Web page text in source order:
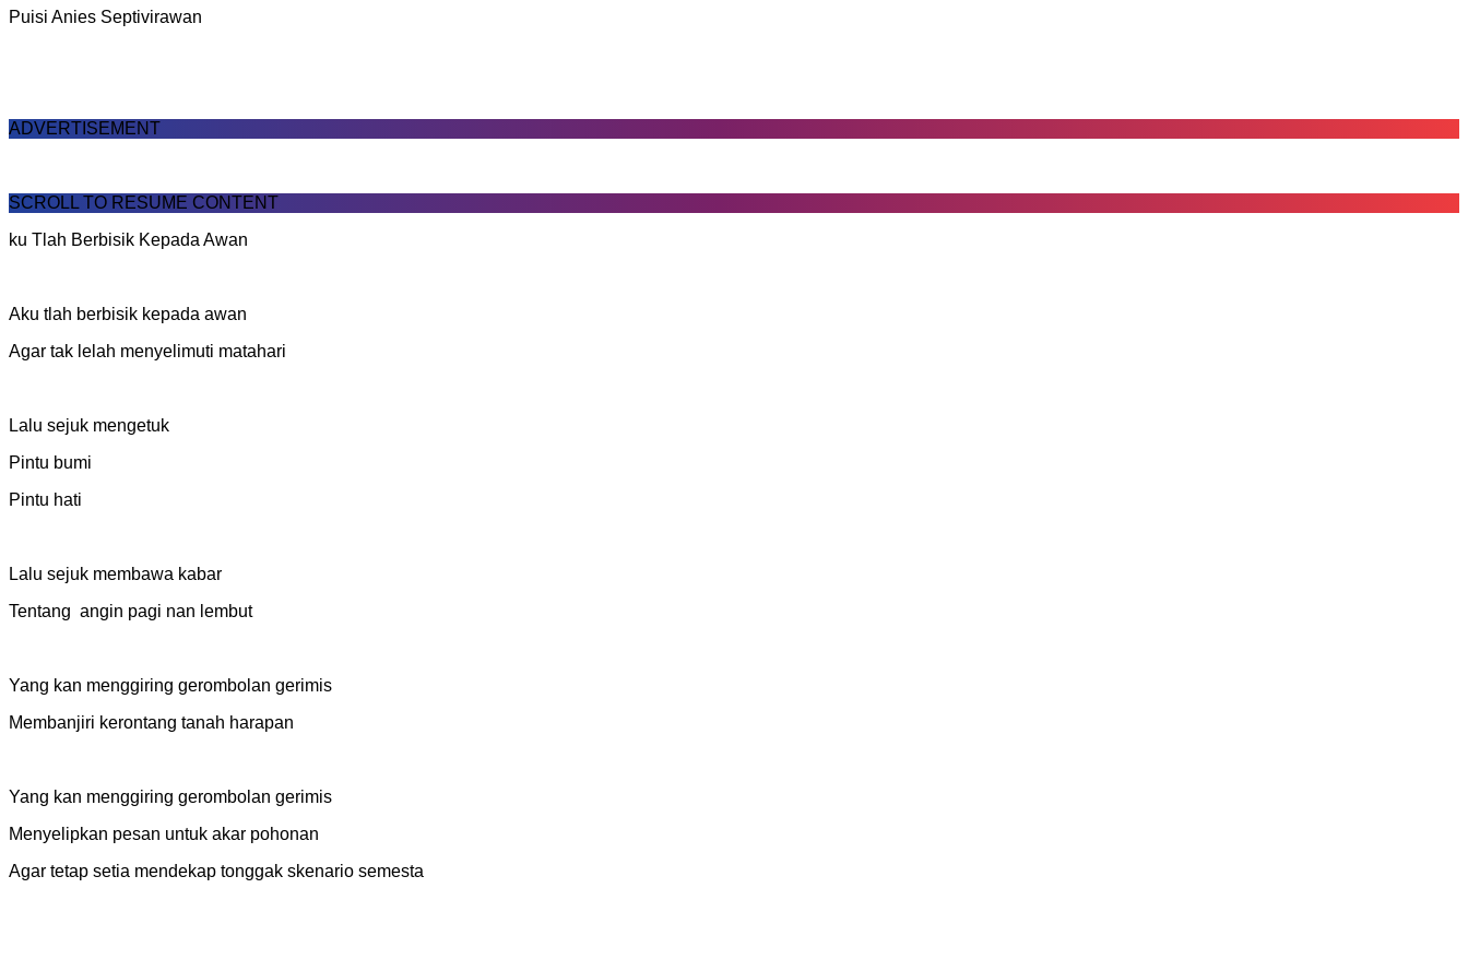
Puisi Anies Septivirawan
ADVERTISEMENT
SCROLL TO RESUME CONTENT
ku Tlah Berbisik Kepada Awan
‎Aku tlah berbisik kepada awan
‎Agar tak lelah menyelimuti matahari
‎Lalu sejuk mengetuk
‎Pintu bumi
‎Pintu hati
‎Lalu sejuk membawa kabar
‎Tentang angin pagi nan lembut
‎Yang kan menggiring gerombolan gerimis
‎Membanjiri kerontang tanah harapan
‎Yang kan menggiring gerombolan gerimis
‎Menyelipkan pesan untuk akar pohonan
‎Agar tetap setia mendekap tonggak skenario semesta